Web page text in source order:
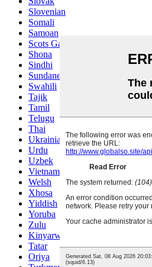
Slovenian
Somali
Samoan
Scots Gaelic
Shona
Sindhi
Sundanese
Swahili
Tajik
Tamil
Telugu
Thai
Ukrainian
Urdu
Uzbek
Vietnamese
Welsh
Xhosa
Yiddish
Yoruba
Zulu
Kinyarwanda
Tatar
Oriya